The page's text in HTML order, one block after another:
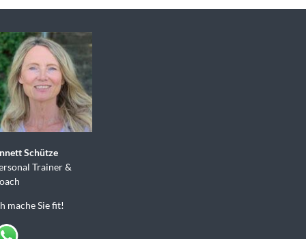
Schütze
Trainer &
mache Sie fit!